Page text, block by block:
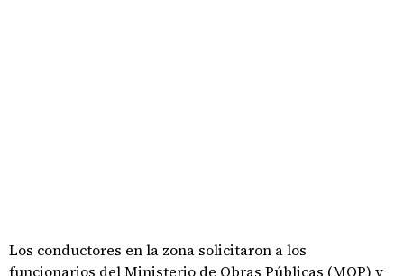
Los conductores en la zona solicitaron a los
funcionarios del Ministerio de Obras Públicas (MOP) y